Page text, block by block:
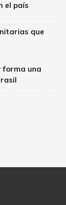
el país
que
forma una